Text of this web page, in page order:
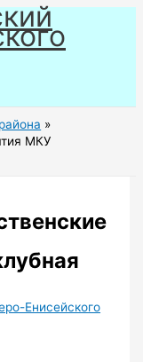
МКУ
Енисейского